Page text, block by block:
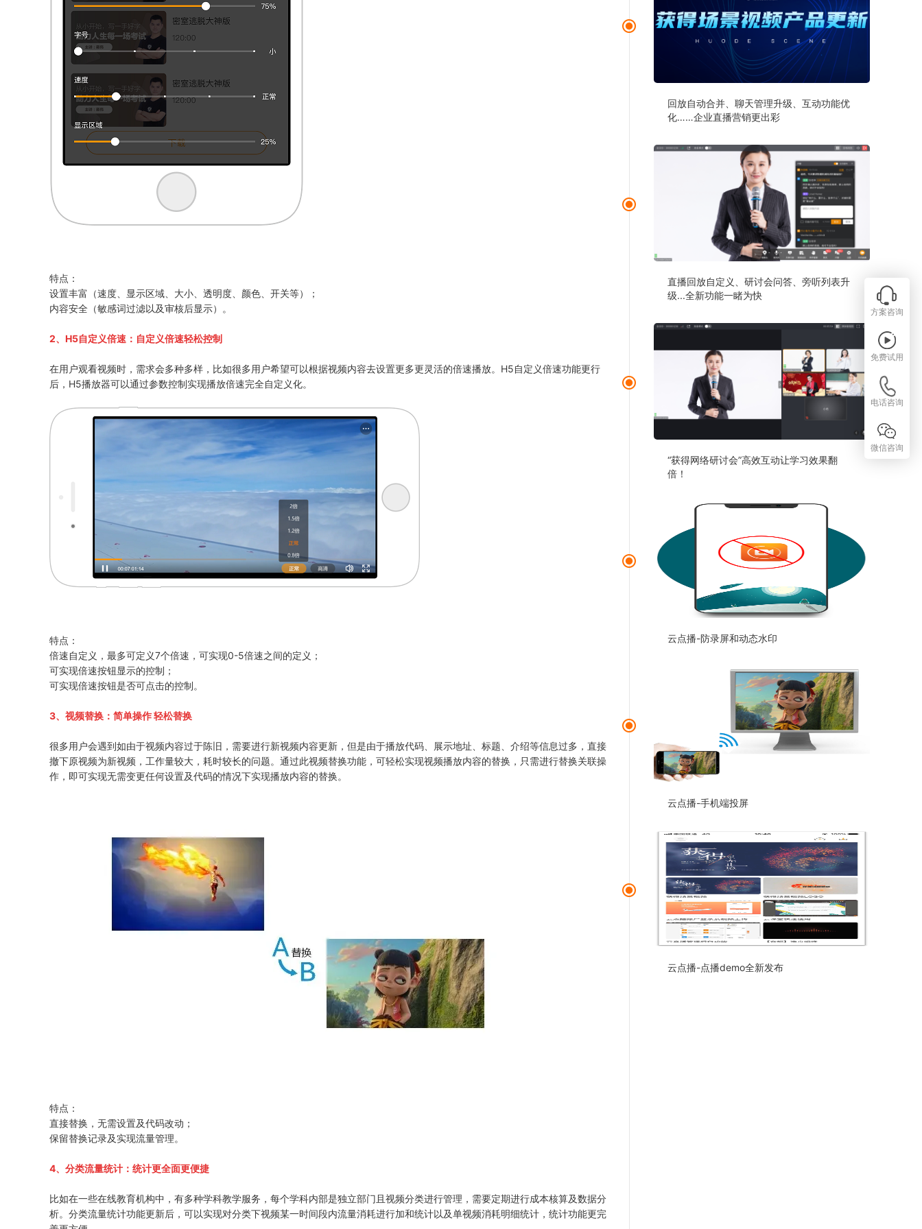
特点：
设置丰富（速度、显示区域、大小、透明度、颜色、开关等）；
内容安全（敏感词过滤以及审核后显示）。
2、H5自定义倍速 ：自定义倍速轻松控制
在用户观看视频时，需求会多种多样，比如很多用户希望可以根据视频内容去设置更多更灵活的倍速播放。H5自定义倍速功能更行
后，H5播放器可以通过参数控制实现播放倍速完全自定义化。
特点：
倍速自定义，最多可定义7个倍速，可实现0-5倍速之间的定义；
可实现倍速按钮显示的控制；
可实现倍速按钮是否可点击的控制。
3、视频替换 ：简单操作 轻松替换
很多用户会遇到如由于视频内容过于陈旧，需要进行新视频内容更新，但是由于播放代码、展示地址、标题、介绍等信息过多，直接
撤下原视频为新视频，工作量较大，耗时较长的问题。通过此视频替换功能，可轻松实现视频播放内容的替换，只需进行替换关联操
作，即可实现无需变更任何设置及代码的情况下实现播放内容的替换。
特点：
直接替换，无需设置及代码改动；
保留替换记录及实现流量管理。
4、分类流量统计：统计更全面更便捷
比如在一些在线教育机构中，有多种学科教学服务，每个学科内部是独立部门且视频分类进行管理，需要定期进行成本核算及数据分
析。分类流量统计功能更新后，可以实现对分类下视频某一时间段内流量消耗进行加和统计以及单视频消耗明细统计，统计功能更完
回放自动合并、聊天管理升级、互动功能优
化……企业直播营销更出彩
直播回放自定义、研讨会问答、旁听列表升
级...全新功能一睹为快
“获得网络研讨会”高效互动让学习效果翻
倍！
云点播-防录屏和动态水印
云点播-手机端投屏
云点播-点播demo全新发布
方案咨询
免费试用
电话咨询
微信咨询